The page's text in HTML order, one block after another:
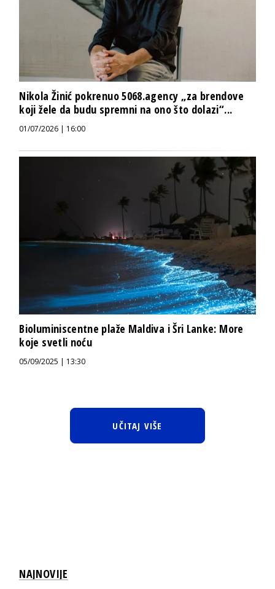
Nikola Žinić pokrenuo 5068.agency „za brendove
koji žele da budu spremni na ono što dolazi“...
01/07/2026 | 16:00
Bioluminiscentne plaže Maldiva i Šri Lanke: More
koje svetli noću
05/09/2025 | 13:30
UČITAJ VIŠE
NAJNOVIJE